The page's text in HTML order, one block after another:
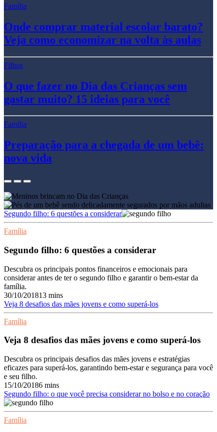
Família
Onde comprar material escolar barato?
Veja como economizar na volta às aulas
Filhos
O que fazer no Dia das Crianças sem
gastar muito? 15 ideias para você
Família
Preparação para a chegada de um bebê:
nova vida
Segundo filho: 6 questões a considerar
Família
Segundo filho: 6 questões a considerar
Descubra os principais pontos financeiros e emocionais para
considerar antes de ter o segundo filho e garantir o bem-estar da
família.
30/10/201813 mins
Veja 8 desafios das mães jovens e como superá-los
Família
Veja 8 desafios das mães jovens e como superá-los
Descubra os principais desafios das mães jovens e estratégias
eficazes para superá-los, garantindo bem-estar e segurança para você
e seu filho.
15/10/20186 mins
Segundo filho: o que você precisa considerar no bolso e no coração
Família